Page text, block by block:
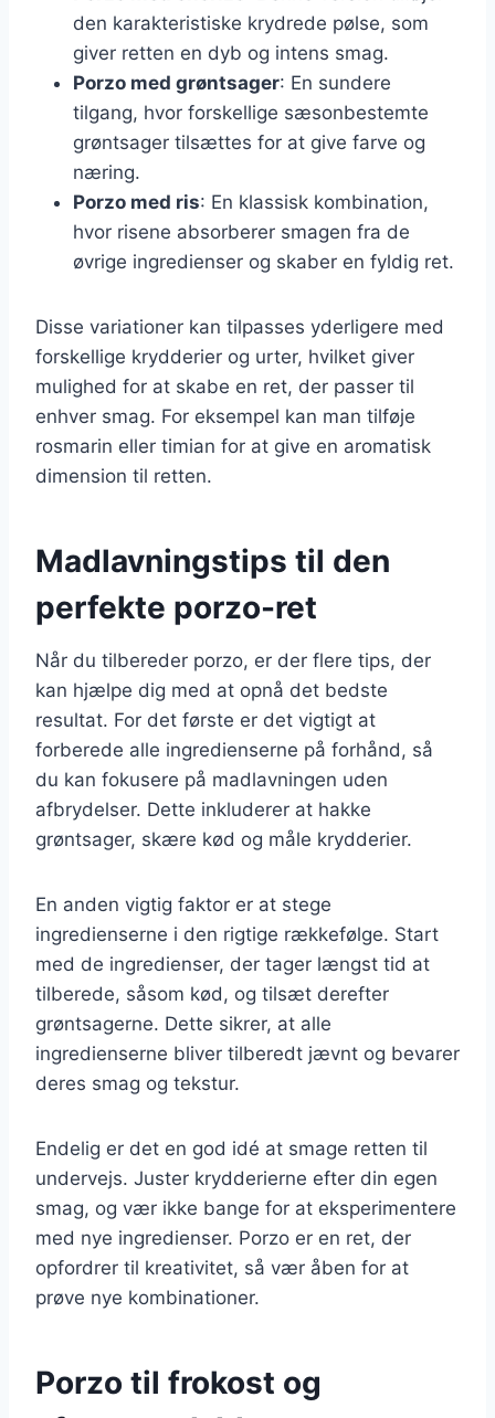
den karakteristiske krydrede pølse, som
giver retten en dyb og intens smag.
Porzo med grøntsager: En sundere
tilgang, hvor forskellige sæsonbestemte
grøntsager tilsættes for at give farve og
næring.
Porzo med ris: En klassisk kombination,
hvor risene absorberer smagen fra de
øvrige ingredienser og skaber en fyldig ret.
Disse variationer kan tilpasses yderligere med
forskellige krydderier og urter, hvilket giver
mulighed for at skabe en ret, der passer til
enhver smag. For eksempel kan man tilføje
rosmarin eller timian for at give en aromatisk
dimension til retten.
Madlavningstips til den
perfekte porzo-ret
Når du tilbereder porzo, er der flere tips, der
kan hjælpe dig med at opnå det bedste
resultat. For det første er det vigtigt at
forberede alle ingredienserne på forhånd, så
du kan fokusere på madlavningen uden
afbrydelser. Dette inkluderer at hakke
grøntsager, skære kød og måle krydderier.
En anden vigtig faktor er at stege
ingredienserne i den rigtige rækkefølge. Start
med de ingredienser, der tager længst tid at
tilberede, såsom kød, og tilsæt derefter
grøntsagerne. Dette sikrer, at alle
ingredienserne bliver tilberedt jævnt og bevarer
deres smag og tekstur.
Endelig er det en god idé at smage retten til
undervejs. Juster krydderierne efter din egen
smag, og vær ikke bange for at eksperimentere
med nye ingredienser. Porzo er en ret, der
opfordrer til kreativitet, så vær åben for at
prøve nye kombinationer.
Porzo til frokost og